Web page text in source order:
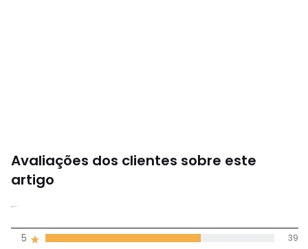
Avaliações dos clientes sobre este
artigo
4,3
(57)
5 39